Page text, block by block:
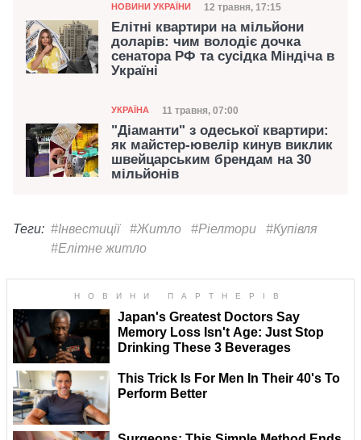
Категорія
НОВИНИ УКРАЇНИ Дата публікації
12 травня, 17:15
Елітні квартири на мільйони
доларів: чим володіє дочка
сенатора РФ та сусідка Міндіча в
Україні
Категорія
УКРАЇНА Дата публікації
11 травня, 07:00
"Діаманти" з одеської квартири:
як майстер-ювелір кинув виклик
швейцарським брендам на 30
мільйонів
Теги: #Інвестиції #Житло #Ріелтори
#Купівля
#Елітне житло